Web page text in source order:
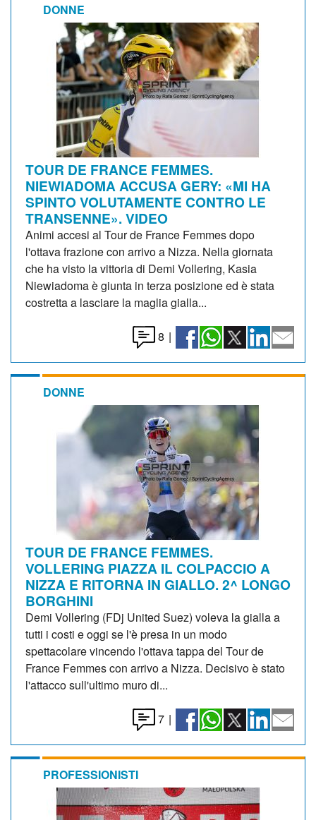
DONNE
TOUR DE FRANCE FEMMES.
NIEWIADOMA ACCUSA GERY: «MI HA
SPINTO VOLUTAMENTE CONTRO LE
TRANSENNE». VIDEO
Animi accesi al Tour de France Femmes dopo
l'ottava frazione con arrivo a Nizza. Nella giornata
che ha visto la vittoria di Demi Vollering, Kasia
Niewiadoma è giunta in terza posizione ed è stata
costretta a lasciare la maglia gialla...
8 |
DONNE
TOUR DE FRANCE FEMMES.
VOLLERING PIAZZA IL COLPACCIO A
NIZZA E RITORNA IN GIALLO. 2^ LONGO
BORGHINI
Demi Vollering (FDj United Suez) voleva la gialla a
tutti i costi e oggi se l'è presa in un modo
spettacolare vincendo l'ottava tappa del Tour de
France Femmes con arrivo a Nizza. Decisivo è stato
l'attacco sull'ultimo muro di...
7 |
PROFESSIONISTI